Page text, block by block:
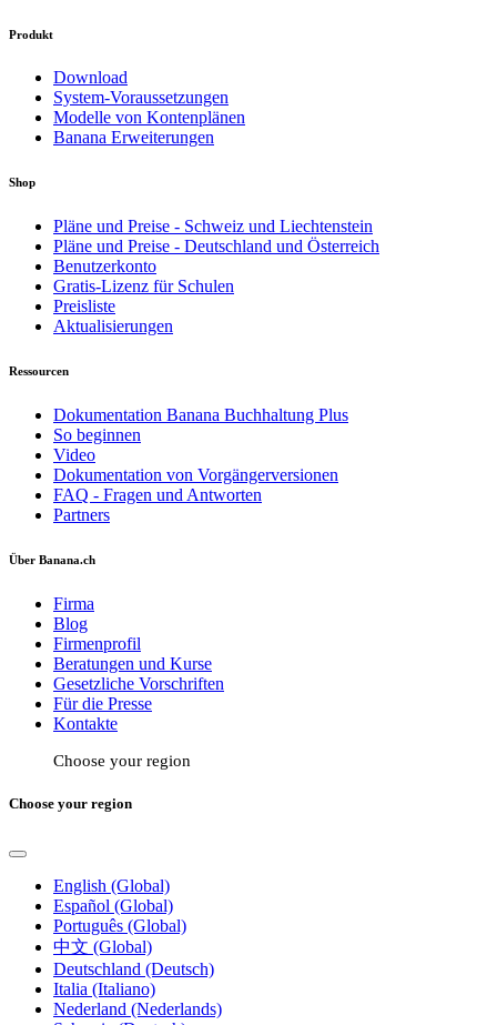
Produkt
Download
System-Voraussetzungen
Modelle von Kontenplänen
Banana Erweiterungen
Shop
Pläne und Preise - Schweiz und Liechtenstein
Pläne und Preise - Deutschland und Österreich
Benutzerkonto
Gratis-Lizenz für Schulen
Preisliste
Aktualisierungen
Ressourcen
Dokumentation Banana Buchhaltung Plus
So beginnen
Video
Dokumentation von Vorgängerversionen
FAQ - Fragen und Antworten
Partners
Über Banana.ch
Firma
Blog
Firmenprofil
Beratungen und Kurse
Gesetzliche Vorschriften
Für die Presse
Kontakte
Choose your region
Choose your region
English (Global)
Español (Global)
Português (Global)
中文 (Global)
Deutschland (Deutsch)
Italia (Italiano)
Nederland (Nederlands)